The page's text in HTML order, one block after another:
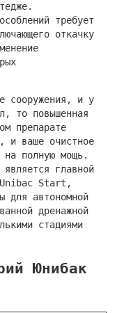
требует
откачку
сооружения, и у
то повышенная
препарате
и ваше очистное
на полную мощь.
главной
Unibac Start,
для автономной
дренажной
стадиями
Юнибак